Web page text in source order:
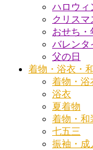
ハロウィ
クリスマ
おせち・
バレンタ
父の日
着物・浴衣・
着物・浴
浴衣
夏着物
着物・和
七五三
振袖・成